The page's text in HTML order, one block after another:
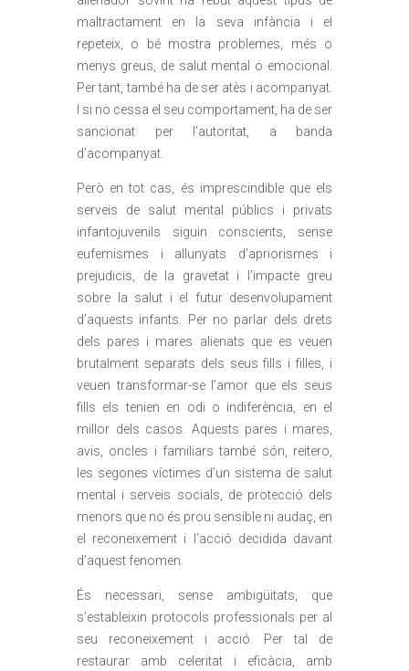
maltractament en la seva infància i el
repeteix, o bé mostra problemes, més o
menys greus, de salut mental o emocional.
Per tant, també ha de ser atès i acompanyat.
I si no cessa el seu comportament, ha de ser
sancionat per l’autoritat, a banda
d’acompanyat.
Però en tot cas, és imprescindible que els
serveis de salut mental públics i privats
infantojuvenils siguin conscients, sense
eufemismes i allunyats d’apriorismes i
prejudicis, de la gravetat i l’impacte greu
sobre la salut i el futur desenvolupament
d’aquests infants. Per no parlar dels drets
dels pares i mares alienats que es veuen
brutalment separats dels seus fills i filles, i
veuen transformar-se l’amor que els seus
fills els tenien en odi o indiferència, en el
millor dels casos. Aquests pares i mares,
avis, oncles i familiars també són, reitero,
les segones víctimes d’un sistema de salut
mental i serveis socials, de protecció dels
menors que no és prou sensible ni audaç, en
el reconeixement i l’acció decidida davant
d’aquest fenomen.
És necessari, sense ambigüitats, que
s’estableixin protocols professionals per al
seu reconeixement i acció. Per tal de
restaurar amb celeritat i eficàcia, amb